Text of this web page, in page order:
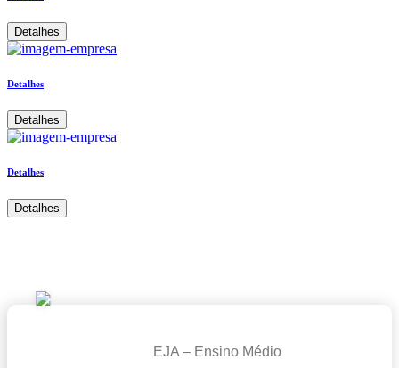
Detalhes
Detalhes
Detalhes
Detalhes
Detalhes
EJA – Ensino Médio